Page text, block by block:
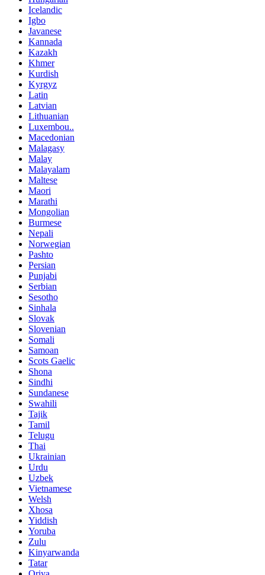
Icelandic
Igbo
Javanese
Kannada
Kazakh
Khmer
Kurdish
Kyrgyz
Latin
Latvian
Lithuanian
Luxembou..
Macedonian
Malagasy
Malay
Malayalam
Maltese
Maori
Marathi
Mongolian
Burmese
Nepali
Norwegian
Pashto
Persian
Punjabi
Serbian
Sesotho
Sinhala
Slovak
Slovenian
Somali
Samoan
Scots Gaelic
Shona
Sindhi
Sundanese
Swahili
Tajik
Tamil
Telugu
Thai
Ukrainian
Urdu
Uzbek
Vietnamese
Welsh
Xhosa
Yiddish
Yoruba
Zulu
Kinyarwanda
Tatar